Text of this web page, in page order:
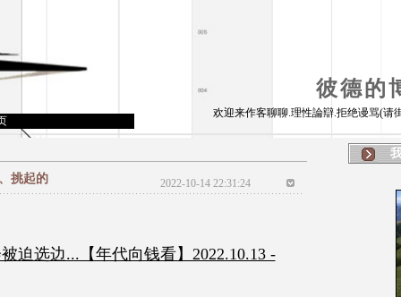
彼德的
欢迎来作客聊聊.理性論辯.拒绝谩骂(请
挑起的 2022-10-14 22:31:24
迫选边...【年代向钱看】2022.10.13 -